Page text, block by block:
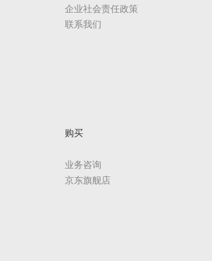
企业社会责任政策
联系我们
购买
业务咨询
京东旗舰店